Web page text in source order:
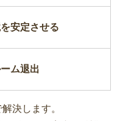
安定させる
ム退出
決します。